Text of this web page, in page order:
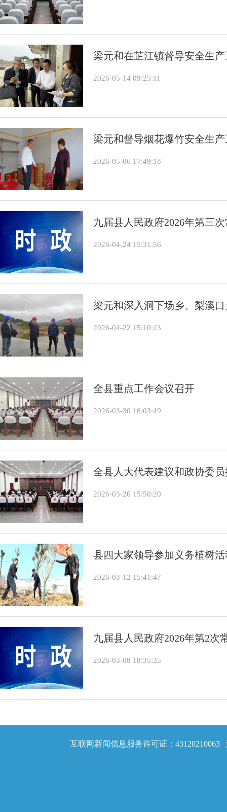
梁元和在芷江镇督导安全生
2026-05-14 09:25:11
梁元和督导烟花爆竹安全生
2026-05-06 17:49:18
九届县人民政府2026年第三
2026-04-24 15:31:56
梁元和深入洞下场乡、梨溪
2026-04-22 15:10:13
全县重点工作会议召开
2026-03-30 16:03:49
全县人大代表建议和政协委
2026-03-26 15:50:20
县四大家领导参加义务植树活
2026-03-12 15:41:47
九届县人民政府2026年第2次
2026-03-08 18:35:35
互联网新闻信息服务许可证：43120210063